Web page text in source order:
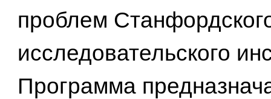
проблем
исследовательского
Программа